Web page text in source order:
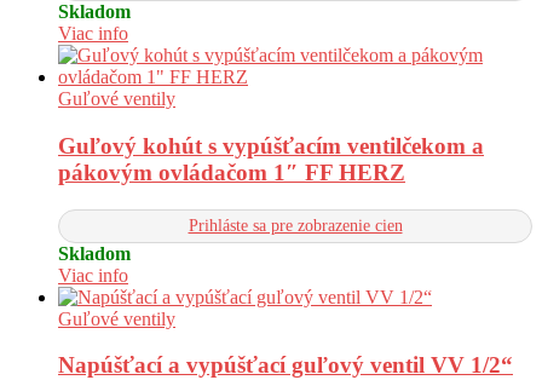
Skladom
Viac info
Guľové ventily
Guľový kohút s vypúšťacím ventilčekom a
pákovým ovládačom 1″ FF HERZ
Prihláste sa pre zobrazenie cien
Skladom
Viac info
Guľové ventily
Napúšťací a vypúšťací guľový ventil VV 1/2“